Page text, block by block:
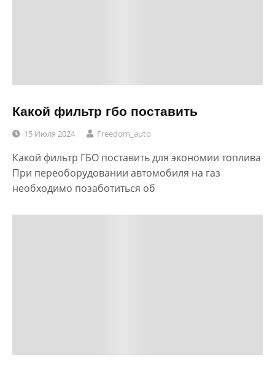
Какой фильтр гбо поставить
15 Июля 2024 Freedom_auto
Какой фильтр ГБО поставить для экономии топлива
При переоборудовании автомобиля на газ
необходимо позаботиться об